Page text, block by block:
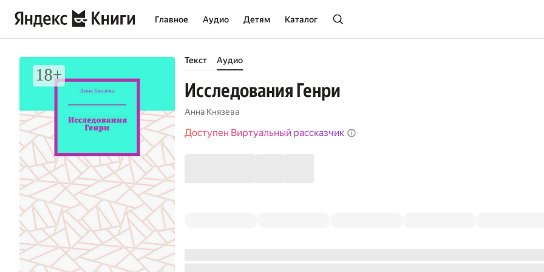
Главное Аудио Детям Каталог
Текст Аудио
Исследования Генри
Анна Князева
Доступен Виртуальный рассказчик